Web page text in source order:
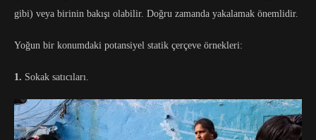
gibi) veya birinin bakışı olabilir. Doğru zamanda yakalamak önemlidir.
Yoğun bir konumdaki potansiyel statik çerçeve örnekleri:
1. Sokak satıcıları.